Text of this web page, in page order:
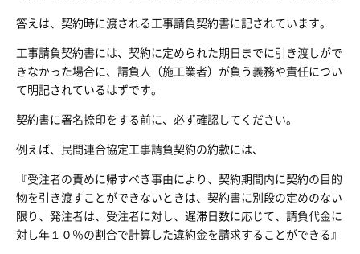
答えは、契約時に渡される工事請負契約書に記されています。
工事請負契約書には、契約に定められた期日までに引き渡しがで
きなかった場合に、請負人（施工業者）が負う義務や責任につい
て明記されているはずです。
契約書に署名捺印をする前に、必ず確認してください。
例えば、民間連合協定工事請負契約の約款には、
『受注者の責めに帰すべき事由により、契約期間内に契約の目的
物を引き渡すことができないときは、契約書に別段の定めのない
限り、発注者は、受注者に対し、遅滞日数に応じて、請負代金に
対し年１０％の割合で計算した違約金を請求することができる』